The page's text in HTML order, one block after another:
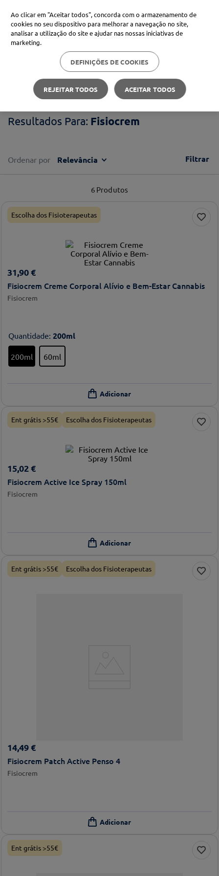
Procure no Marketplace Médis
Pesquisas mais comuns
xiaomi
3º now
Fisiocrem
Fisiocrem
Ordenar por Relevância Filtrar
6 Produtos
Escolha dos Fisioterapeutas
31,90 €
Fisiocrem Creme Corporal Alívio e Bem-Estar Cannabis
Fisiocrem
Quantidade: 200ml
200ml 60ml
Ent grátis >55€ Escolha dos Fisioterapeutas
15,02 €
Fisiocrem Active Ice Spray 150ml
Fisiocrem
Ent grátis >55€ Escolha dos Fisioterapeutas
14,49 €
Fisiocrem Patch Active Penso 4
Fisiocrem
Ent grátis >55€
Ao clicar em "Aceitar todos", concorda com o armazenamento de
cookies no seu dispositivo para melhorar a navegação no site,
analisar a utilização do site e ajudar nas nossas iniciativas de
marketing.
DEFINIÇÕES DE COOKIES
REJEITAR TODOS ACEITAR TODOS